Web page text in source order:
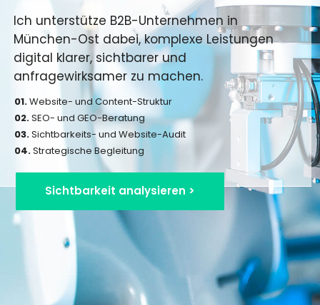
01.Website- und Content-Struktur
02.SEO- und GEO-Beratung
03.Sichtbarkeits- und Website-Audit
04.Strategische Begleitung
Sichtbarkeit analysieren >
Ich unterstütze B2B-Unternehmen in
München-Ost dabei, komplexe Leistungen
digital klarer, sichtbarer und
anfragewirksamer zu machen.